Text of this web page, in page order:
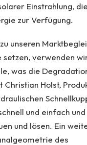
Einstrahlung,
zur Verfügung.
unseren
setzen, verwenden
was die
Christian Holst,
und einfach
und lösen. Ein
des